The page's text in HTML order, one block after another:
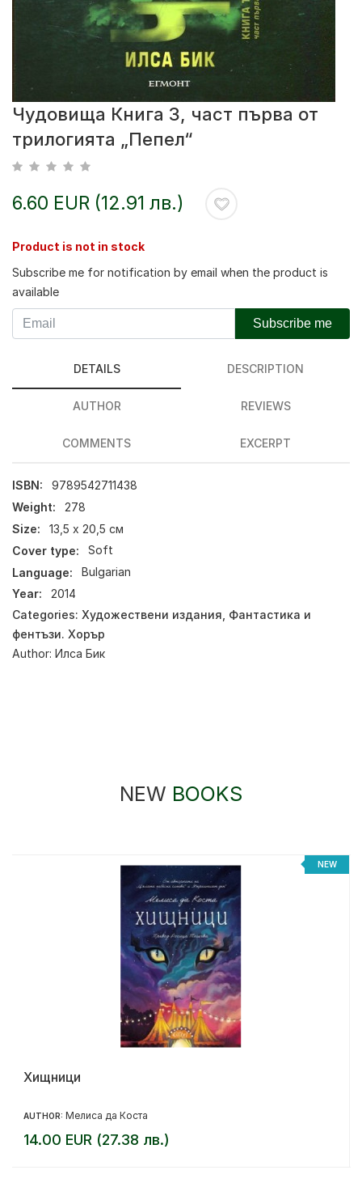
Чудовища Книга 3, част първа от
трилогията „Пепел“
6.60 EUR (12.91 лв.)
Product is not in stock
Subscribe me for notification by email when the product is
available
Subscribe me
DETAILS DESCRIPTION
AUTHOR REVIEWS
COMMENTS EXCERPT
ISBN:
9789542711438
Weight:
278
Size:
13,5 х 20,5 см
Cover type:
Soft
Language:
Bulgarian
Year:
2014
Categories: Художествени издания Фантастика и
фентъзи. Хорър
Author: Илса Бик
NEW BOOKS
NEW
Хищници
AUTHOR: Мелиса да Коста
14.00 EUR (27.38 лв.)